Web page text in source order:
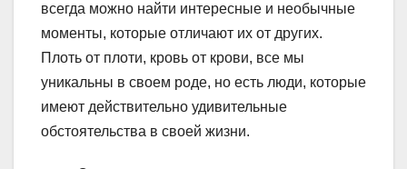
всегда можно найти интересные и необычные
моменты, которые отличают их от других.
Плоть от плоти, кровь от крови, все мы
уникальны в своем роде, но есть люди, которые
имеют действительно удивительные
обстоятельства в своей жизни.